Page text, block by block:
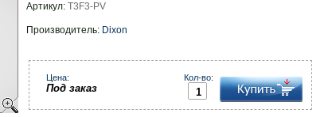
Артикул: T3F3-PV
Производитель: Dixon
Кол-во:
Цена:
Под заказ